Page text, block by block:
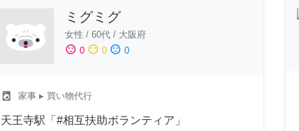
ミグミグ
女性 / 60代 / 大阪府
sentiment_satisfied 0 sentiment_neutral 0 sentiment_dissatisfied 0
local_laundry_service 家事 ▸ 買い物代行
天王寺駅「#相互扶助ボランティア」